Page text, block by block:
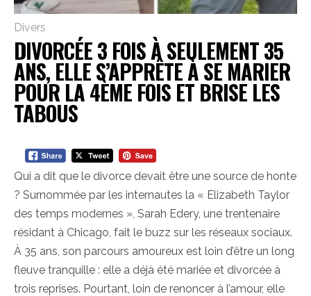
Divers
DIVORCÉE 3 FOIS À SEULEMENT 35
ANS, ELLE S’APPRÊTE À SE MARIER
POUR LA 4ÈME FOIS ET BRISE LES
TABOUS
Qui a dit que le divorce devait être une source de honte
? Surnommée par les internautes la « Elizabeth Taylor
des temps modernes », Sarah Edery, une trentenaire
résidant à Chicago, fait le buzz sur les réseaux sociaux.
À 35 ans, son parcours amoureux est loin d’être un long
fleuve tranquille : elle a déjà été mariée et divorcée à
trois reprises. Pourtant, loin de renoncer à l’amour, elle